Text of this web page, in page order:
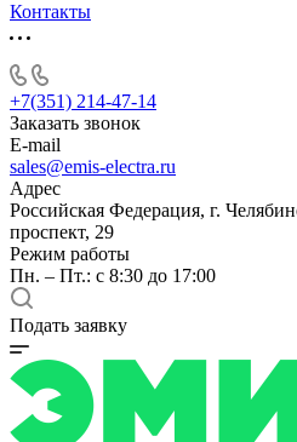
Контакты
+7(351) 214-47-14
Заказать звонок
E-mail
sales@emis-electra.ru
Адрес
Российская Федерация, г.
проспект, 29
Режим работы
Пн. – Пт.: с 8:30 до 17:00
Подать заявку